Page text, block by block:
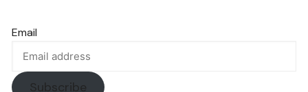
Email
Subscribe